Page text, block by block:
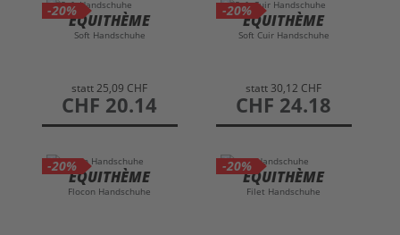
-20%
EQUITHÈME
Soft Handschuhe
statt25,09 CHF
preis
CHF 20.14
-20%
EQUITHÈME
Soft Cuir Handschuhe
statt 30,12 CHF
preis
CHF 24.18
-20%
EQUITHÈME
Flocon Handschuhe
-20%
EQUITHÈME
Filet Handschuhe